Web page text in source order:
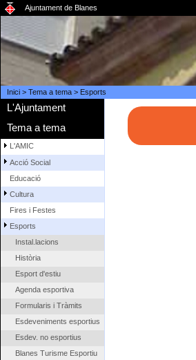
Ajuntament de Blanes
Inici> Tema a tema> Esports
L'Ajuntament
Tema a tema
L'AMIC
Acció Social
Educació
Cultura
Fires i Festes
Esports
Instal.lacions
Història
Esport d'estiu
Agenda esportiva
Formularis i Tràmits
Esdeveniments esportius
Esdev. no esportius
Blanes Turisme Esportiu